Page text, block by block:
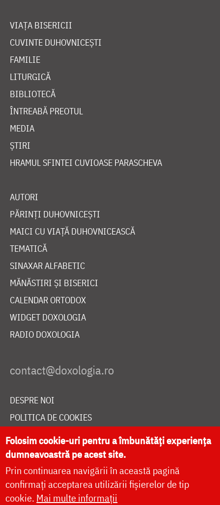
VIAȚA BISERICII
CUVINTE DUHOVNICEȘTI
FAMILIE
LITURGICĂ
BIBLIOTECĂ
ÎNTREABĂ PREOTUL
MEDIA
ȘTIRI
HRAMUL SFINTEI CUVIOASE PARASCHEVA
AUTORI
PĂRINȚI DUHOVNICEȘTI
MAICI CU VIAȚĂ DUHOVNICEASCĂ
TEMATICĂ
SINAXAR ALFABETIC
MĂNĂSTIRI ȘI BISERICI
CALENDAR ORTODOX
WIDGET DOXOLOGIA
RADIO DOXOLOGIA
DESPRE NOI
POLITICA DE COOKIES
DONEAZĂ ONLINE PENTRU CATEDRALA NAȚIONALĂ
LIVE
Folosim cookie-uri pentru a îmbunătăți experiența
dumneavoastră pe acest site.
Prin continuarea navigării în această pagină
confirmați acceptarea utilizării fișierelor de tip
cookie. Mai multe informații